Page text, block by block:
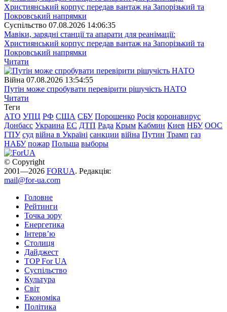
Суспiльство 07.08.2026 14:06:35
Мавіки, зарядні станції та апарати для реанімації:
Християнський корпус передав вантаж на Запорізький та
Покровський напрямки
Читати
Війна 07.08.2026 13:54:55
Путін може спробувати перевірити рішучість НАТО
Читати
Теги
АТО УПЦ РФ США СБУ Порошенко Росія коронавирус
Донбасс Украина ЕС ДТП Рада Крым Кабмин Киев НБУ ООС
ГПУ суд війна в Україні санкции війна Путин Трамп газ
НАБУ пожар Польша выборы
© Copyright
2001—2026 FORUA. Редакція:
mail@for-ua.com
Головне
Рейтинги
Точка зору
Енергетика
Інтерв’ю
Столиця
Дайджест
TOP For UA
Суспiльство
Культура
Світ
Економіка
Політика